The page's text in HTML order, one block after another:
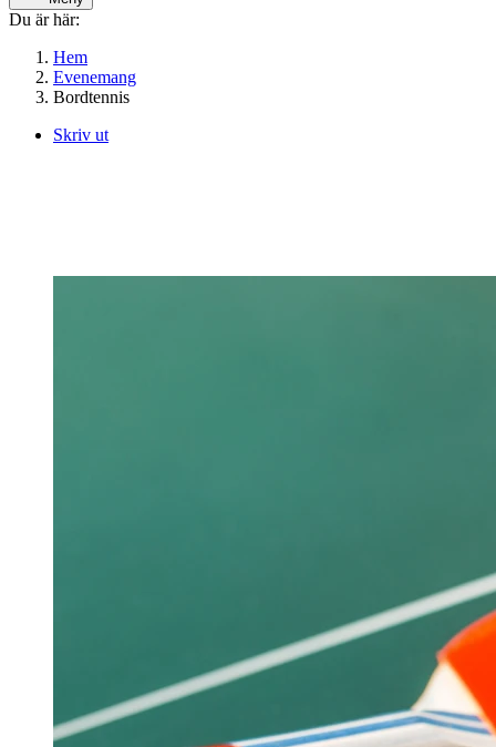
Du är här:
Hem
Evenemang
Bordtennis
Skriv ut